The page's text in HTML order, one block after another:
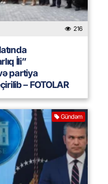
216
İli”
partiya
– FOTOLAR
Gündəm